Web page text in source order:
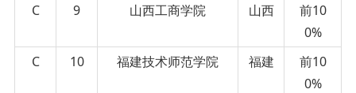
C
9 山西工商学院 山西
前10
0%
C
10 福建技术师范学院 福建
前10
0%